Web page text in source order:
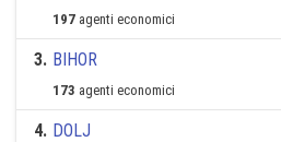
197 agenti economici
3. BIHOR
173 agenti economici
4. DOLJ